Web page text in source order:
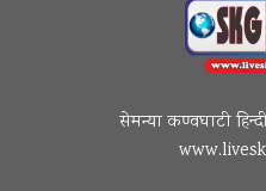
सेमन्या कण्वघाटी